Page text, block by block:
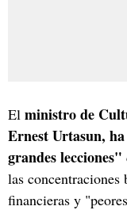
El ministro de
Ernest Urtasun,
grandes lecciones"
las concentraciones
financieras y